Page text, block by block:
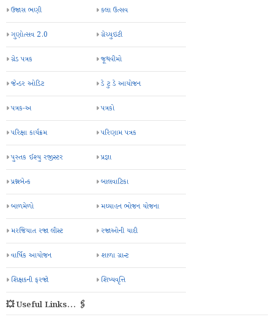
ઉજાસ ભણી કલા ઉત્સવ
ગુણોત્સવ 2.0 ગ્રેચ્યુઇટી
ગ્રેડ પત્રક જૂથવીમો
જેન્ડર ઓડિટ ડે ટુ ડે આયોજન
પત્રક-અ પત્રકો
પરિક્ષા કાર્યક્રમ પરિણામ પત્રક
પુસ્તક ઈશ્યુ રજીસ્ટર પ્રજ્ઞા
પ્રશ્નબેન્ક બાલવાટિકા
બાળમેળો મઘ્યાહન ભોજન યોજના
મરજિયાત રજા લીસ્ટ રજાઓની યાદી
વાર્ષિક આયોજન શાળા ગ્રાન્ટ
શિક્ષકની ફરજો શિષ્યવૃત્તિ
💥 Useful Links... 🖇️